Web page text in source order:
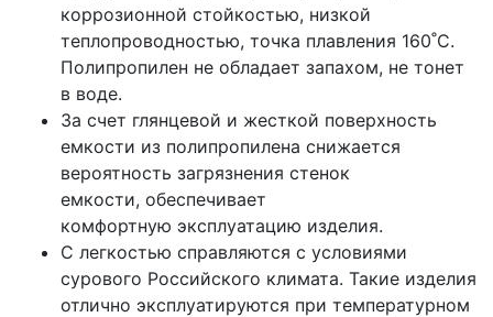
коррозионной стойкостью, низкой
теплопроводностью, точка плавления 160˚С.
Полипропилен не обладает запахом, не тонет
в воде.
За счет глянцевой и жесткой поверхность
емкости из полипропилена снижается
вероятность загрязнения стенок
емкости, обеспечивает
комфортную эксплуатацию изделия.
С легкостью справляются с условиями
сурового Российского климата. Такие изделия
отлично эксплуатируются при температурном